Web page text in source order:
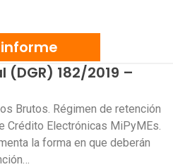
(DGR) 182/2019 –
Brutos. Régimen de retención
Crédito Electrónicas MiPyMEs.
la forma en que deberán